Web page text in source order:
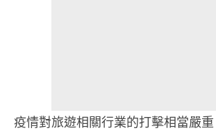
疫情對旅遊相關行業的打擊相當嚴